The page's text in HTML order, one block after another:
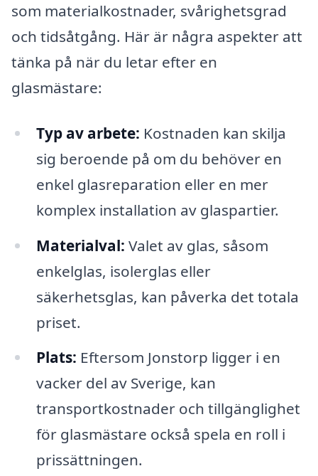
som materialkostnader, svårighetsgrad
och tidsåtgång. Här är några aspekter att
tänka på när du letar efter en
glasmästare:
Typ av arbete: Kostnaden kan skilja
sig beroende på om du behöver en
enkel glasreparation eller en mer
komplex installation av glaspartier.
Materialval: Valet av glas, såsom
enkelglas, isolerglas eller
säkerhetsglas, kan påverka det totala
priset.
Plats: Eftersom Jonstorp ligger i en
vacker del av Sverige, kan
transportkostnader och tillgänglighet
för glasmästare också spela en roll i
prissättningen.